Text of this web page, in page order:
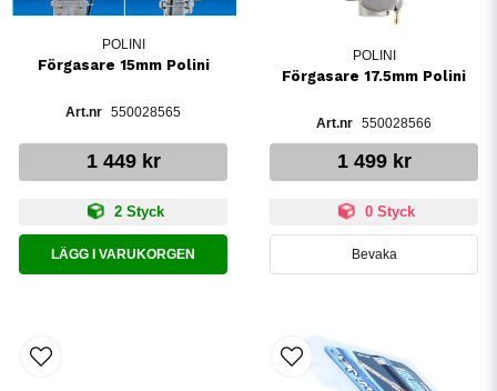
POLINI
Förgasare 15mm Polini
550028565
1 449 kr
2 Styck
LÄGG I VARUKORGEN
POLINI
Förgasare 17.5mm Polini
550028566
1 499 kr
0 Styck
Bevaka